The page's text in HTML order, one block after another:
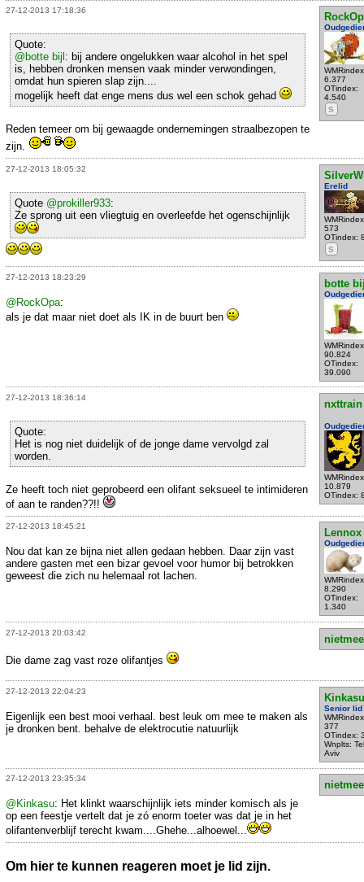
27-12-2013 17:18:36
6.377
OTindex:
4.540
S
Quote:
@botte bijl : bij andere ongelukken waar alcohol in het spel
is, hebben dronken mensen vaak minder verwondingen,
omdat hun spieren slap zijn....
mogelijk heeft dat enge mens dus wel een schok gehad
Reden temeer om bij gewaagde ondernemingen straalbezopen te
zijn.
27-12-2013 18:05:32
Erelid
573
OTindex:
S
Quote @prokiller933:
Ze sprong uit een vliegtuig en overleefde het ogenschijnlijk
27-12-2013 18:23:29
botte
90.824
OTindex:
39.090
@RockOpa:
als je dat maar niet doet als IK in de buurt ben
27-12-2013 18:36:14
nxttrain
10.879
OTindex:
Quote:
Het is nog niet duidelijk of de jonge dame vervolgd zal
worden.
Ze heeft toch niet geprobeerd een olifant seksueel te intimideren
of aan te randen??!!
27-12-2013 18:45:21
Lennox
8.290
OTindex:
1.340
Nou dat kan ze bijna niet allen gedaan hebben. Daar zijn vast
andere gasten met een bizar gevoel voor humor bij betrokken
geweest die zich nu helemaal rot lachen.
27-12-2013 20:03:42
Die dame zag vast roze olifantjes
27-12-2013 22:04:23
Kinkasu
Senior lid
377
OTindex:
Wnplts: Tel
Aviv
Eigenlijk een best mooi verhaal. best leuk om mee te maken als
je dronken bent. behalve de elektrocutie natuurlijk
27-12-2013 23:35:34
@Kinkasu: Het klinkt waarschijnlijk iets minder komisch als je
op een feestje vertelt dat je zó enorm toeter was dat je in het
olifantenverblijf terecht kwam....Ghehe...alhoewel...
Om hier te kunnen reageren moet je lid zijn.